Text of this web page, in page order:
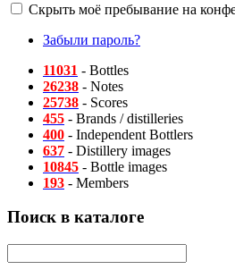
Скрыть моё пребывание на
Забыли пароль?
11031 - Bottles
26238 - Notes
25738 - Scores
455 - Brands / distilleries
400 - Independent Bottlers
637 - Distillery images
10845 - Bottle images
193 - Members
Поиск в каталоге